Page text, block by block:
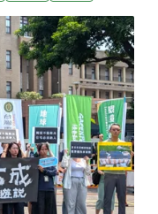
次初審會議，本案
，基地面積約6.88
鄰加母子灣與新橋
村包含七棟6層樓的
名遊客。都蘭
為部落也有正面的
通，讓地方經濟得
發展。」現場也有
增加在地就業機